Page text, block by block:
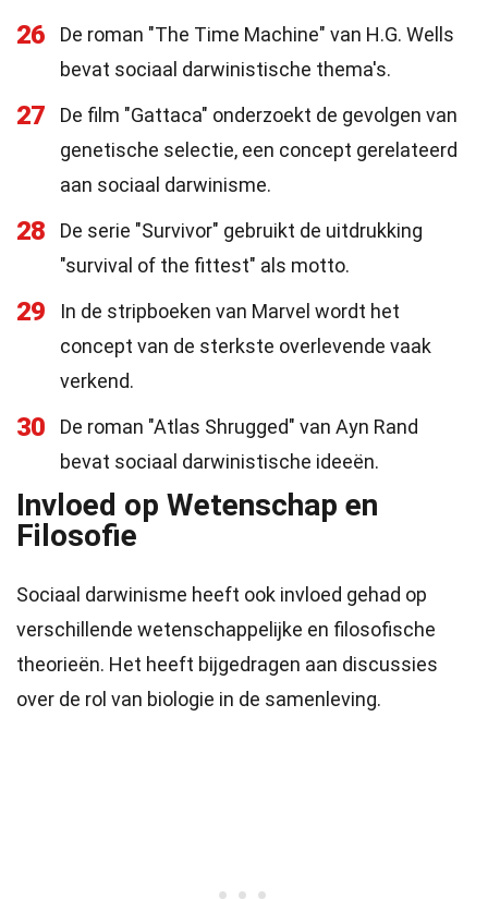
26
De roman "The Time Machine" van H.G. Wells
bevat sociaal darwinistische thema's.
27
De film "Gattaca" onderzoekt de gevolgen van
genetische selectie, een concept gerelateerd
aan sociaal darwinisme.
28
De serie "Survivor" gebruikt de uitdrukking
"survival of the fittest" als motto.
29
In de stripboeken van Marvel wordt het
concept van de sterkste overlevende vaak
verkend.
30
De roman "Atlas Shrugged" van Ayn Rand
bevat sociaal darwinistische ideeën.
Invloed op Wetenschap en
Filosofie
Sociaal darwinisme heeft ook invloed gehad op
verschillende wetenschappelijke en filosofische
theorieën. Het heeft bijgedragen aan discussies
over de rol van biologie in de samenleving.